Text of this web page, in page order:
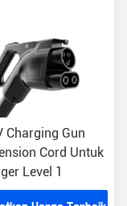
Charging Gun
Cord Untuk
Level 1